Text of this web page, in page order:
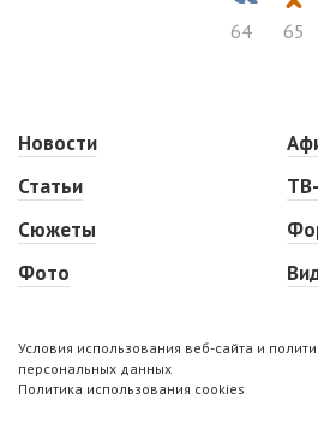
64 65
Новости
Статьи
Сюжеты
Фото
Условия использования веб-сайта и
персональных данных
Политика использования cookies